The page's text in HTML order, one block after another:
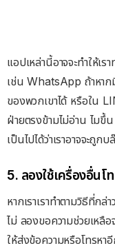
แอปเหล่านี้อาจจะทำให้เ
เช่น WhatsApp ถ้าหาก
ของพวกเขาได้ หรือใน
ฝ่ายตรงข้ามไม่อ่าน ไม
เป็นไปได้ว่าเราอาจจะถูกบ
5. ลองใช้เครื่องอื่นโ
หากเราเราทำตามวิธีที่ก
ไม่ ลองขอความช่วยเหลื
ให้ส่งข้อความหรือโทรหา